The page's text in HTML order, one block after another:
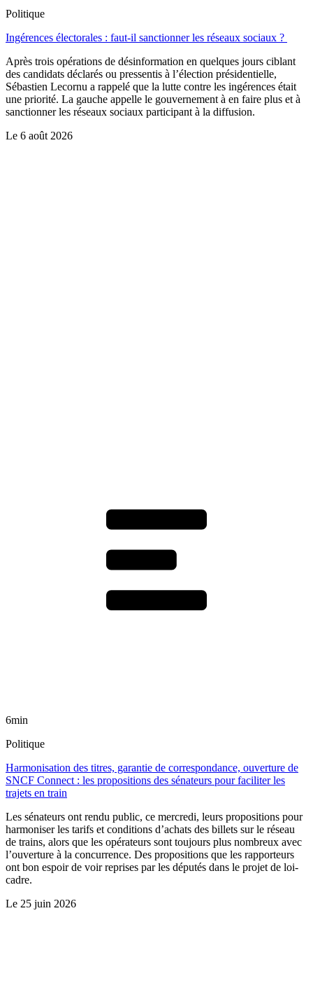
Politique
Ingérences électorales : faut-il sanctionner les réseaux sociaux ?
Après trois opérations de désinformation en quelques jours ciblant
des candidats déclarés ou pressentis à l’élection présidentielle,
Sébastien Lecornu a rappelé que la lutte contre les ingérences était
une priorité. La gauche appelle le gouvernement à en faire plus et à
sanctionner les réseaux sociaux participant à la diffusion.
Le 6 août 2026
6min
Politique
Harmonisation des titres, garantie de correspondance, ouverture de
SNCF Connect : les propositions des sénateurs pour faciliter les
trajets en train
Les sénateurs ont rendu public, ce mercredi, leurs propositions pour
harmoniser les tarifs et conditions d’achats des billets sur le réseau
de trains, alors que les opérateurs sont toujours plus nombreux avec
l’ouverture à la concurrence. Des propositions que les rapporteurs
ont bon espoir de voir reprises par les députés dans le projet de loi-
cadre.
Le 25 juin 2026